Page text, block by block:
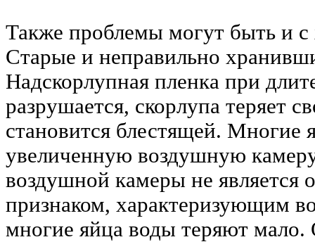
Также проблемы могут быть и
Старые и неправильно
Надскорлупная пленка при
разрушается, скорлупа теряет
становится блестящей. Многие
увеличенную воздушную
воздушной камеры не является
признаком, характеризующим
многие яйца воды теряют